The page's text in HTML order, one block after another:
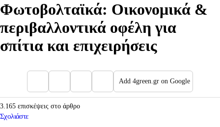
Φωτοβολταϊκά: Οικονομικά &
περιβαλλοντικά οφέλη για
σπίτια και επιχειρήσεις
Add 4green.gr on Google
3.165 επισκέψεις στο άρθρο
Σχολιάστε